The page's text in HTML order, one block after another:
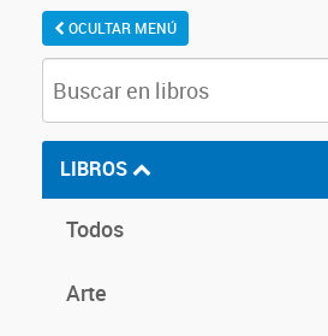
OCULTAR MENÚ
LIBROS
Todos
Arte